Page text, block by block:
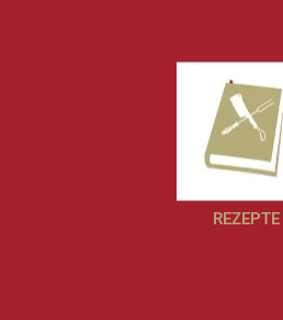
REZEPTE